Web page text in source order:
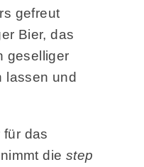
gefreut
Bier, das
geselliger
lassen und
für das
die step